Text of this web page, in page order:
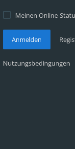
Meinen Online-
Anmelden
Nutzungsbedingungen